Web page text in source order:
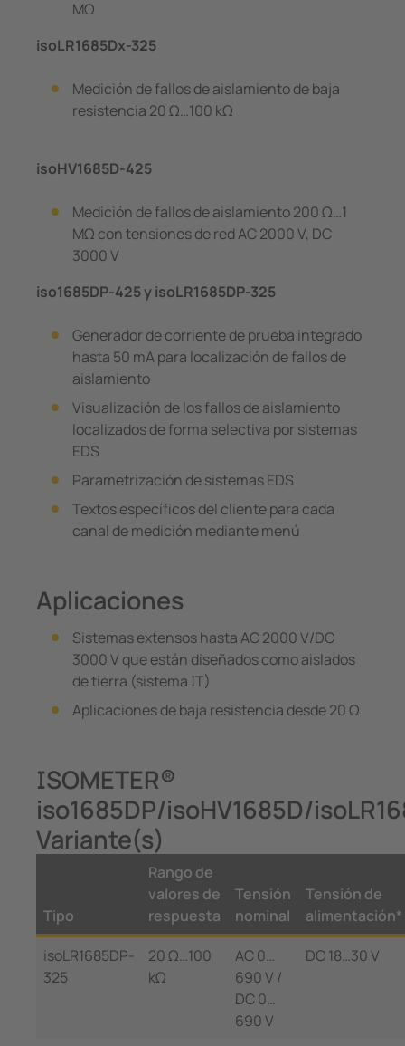
MΩ
isoLR1685Dx-325
Medición de fallos de aislamiento de baja
resistencia 20 Ω…100 kΩ
isoHV1685D-425
Medición de fallos de aislamiento 200 Ω…1
MΩ con tensiones de red AC 2000 V, DC
3000 V
iso1685DP-425 y isoLR1685DP-325
Generador de corriente de prueba integrado
hasta 50 mA para localización de fallos de
aislamiento
Visualización de los fallos de aislamiento
localizados de forma selectiva por sistemas
EDS
Parametrización de sistemas EDS
Textos específicos del cliente para cada
canal de medición mediante menú
Aplicaciones
Sistemas extensos hasta AC 2000 V/DC
3000 V que están diseñados como aislados
de tierra (sistema IT)
Aplicaciones de baja resistencia desde 20 Ω
ISOMETER®
iso1685DP/isoHV1685D/
Variante(s)
Tipo
Rango de
valores de
respuesta
Tensión
nominal
Tensión de
alimentación*
isoLR1685DP-
325
20 Ω…100
kΩ
AC 0…
690 V /
DC 0…
690 V
DC 18…30 V